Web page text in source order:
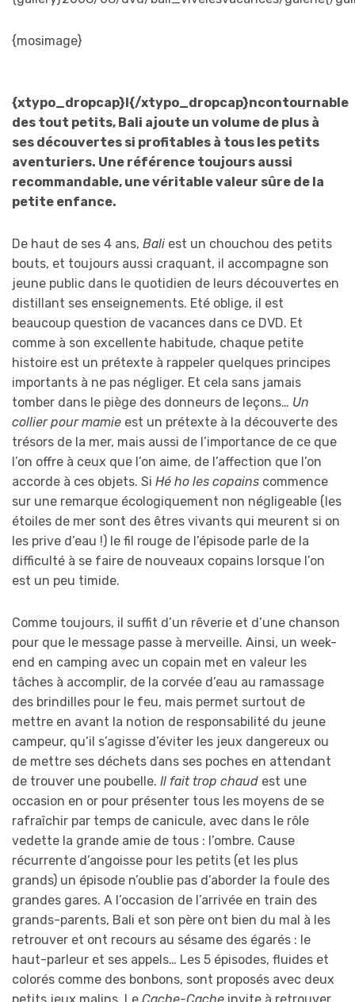
{mosimage}
{xtypo_dropcap}I{/xtypo_dropcap}ncontournable
des tout petits, Bali ajoute un volume de plus à
ses découvertes si profitables à tous les petits
aventuriers. Une référence toujours aussi
recommandable, une véritable valeur sûre de la
petite enfance.
De haut de ses 4 ans, Bali est un chouchou des petits
bouts, et toujours aussi craquant, il accompagne son
jeune public dans le quotidien de leurs découvertes en
distillant ses enseignements. Eté oblige, il est
beaucoup question de vacances dans ce DVD. Et
comme à son excellente habitude, chaque petite
histoire est un prétexte à rappeler quelques principes
importants à ne pas négliger. Et cela sans jamais
tomber dans le piège des donneurs de leçons… Un
collier pour mamie est un prétexte à la découverte des
trésors de la mer, mais aussi de l’importance de ce que
l’on offre à ceux que l’on aime, de l’affection que l’on
accorde à ces objets. Si Hé ho les copains commence
sur une remarque écologiquement non négligeable (les
étoiles de mer sont des êtres vivants qui meurent si on
les prive d’eau !) le fil rouge de l’épisode parle de la
difficulté à se faire de nouveaux copains lorsque l’on
est un peu timide.
Comme toujours, il suffit d’un rêverie et d’une chanson
pour que le message passe à merveille. Ainsi, un week-
end en camping avec un copain met en valeur les
tâches à accomplir, de la corvée d’eau au ramassage
des brindilles pour le feu, mais permet surtout de
mettre en avant la notion de responsabilité du jeune
campeur, qu’il s’agisse d’éviter les jeux dangereux ou
de mettre ses déchets dans ses poches en attendant
de trouver une poubelle. Il fait trop chaud est une
occasion en or pour présenter tous les moyens de se
rafraîchir par temps de canicule, avec dans le rôle
vedette la grande amie de tous : l’ombre. Cause
récurrente d’angoisse pour les petits (et les plus
grands) un épisode n’oublie pas d’aborder la foule des
grandes gares. A l’occasion de l’arrivée en train des
grands-parents, Bali et son père ont bien du mal à les
retrouver et ont recours au sésame des égarés : le
haut-parleur et ses appels… Les 5 épisodes, fluides et
colorés comme des bonbons, sont proposés avec deux
petits jeux malins. Le Cache-Cache invite à retrouver